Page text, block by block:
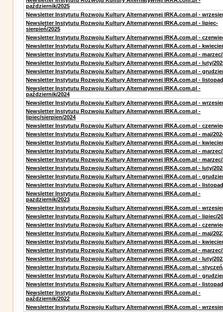
październik/2025
Newsletter Instytutu Rozwoju Kultury Alternatywnej IRKA.com.pl -
Newsletter Instytutu Rozwoju Kultury Alternatywnej IRKA.com.pl - lipiec-
sierpień/2025
Newsletter Instytutu Rozwoju Kultury Alternatywnej IRKA.com.pl -
Newsletter Instytutu Rozwoju Kultury Alternatywnej IRKA.com.pl -
Newsletter Instytutu Rozwoju Kultury Alternatywnej IRKA.com.pl - marzec/
Newsletter Instytutu Rozwoju Kultury Alternatywnej IRKA.com.pl - luty/
Newsletter Instytutu Rozwoju Kultury Alternatywnej IRKA.com.pl -
Newsletter Instytutu Rozwoju Kultury Alternatywnej IRKA.com.pl -
Newsletter Instytutu Rozwoju Kultury Alternatywnej IRKA.com.pl -
październik/2024
Newsletter Instytutu Rozwoju Kultury Alternatywnej IRKA.com.pl -
Newsletter Instytutu Rozwoju Kultury Alternatywnej IRKA.com.pl -
lipiec/sierpien/2024
Newsletter Instytutu Rozwoju Kultury Alternatywnej IRKA.com.pl -
Newsletter Instytutu Rozwoju Kultury Alternatywnej IRKA.com.pl - maj/
Newsletter Instytutu Rozwoju Kultury Alternatywnej IRKA.com.pl -
Newsletter Instytutu Rozwoju Kultury Alternatywnej IRKA.com.pl - marzec/
Newsletter Instytutu Rozwoju Kultury Alternatywnej IRKA.com.pl - marzec/
Newsletter Instytutu Rozwoju Kultury Alternatywnej IRKA.com.pl - luty/
Newsletter Instytutu Rozwoju Kultury Alternatywnej IRKA.com.pl -
Newsletter Instytutu Rozwoju Kultury Alternatywnej IRKA.com.pl -
Newsletter Instytutu Rozwoju Kultury Alternatywnej IRKA.com.pl -
pazdziernik/2023
Newsletter Instytutu Rozwoju Kultury Alternatywnej IRKA.com.pl -
Newsletter Instytutu Rozwoju Kultury Alternatywnej IRKA.com.pl - lipiec/
Newsletter Instytutu Rozwoju Kultury Alternatywnej IRKA.com.pl -
Newsletter Instytutu Rozwoju Kultury Alternatywnej IRKA.com.pl - maj/
Newsletter Instytutu Rozwoju Kultury Alternatywnej IRKA.com.pl -
Newsletter Instytutu Rozwoju Kultury Alternatywnej IRKA.com.pl - marzec/
Newsletter Instytutu Rozwoju Kultury Alternatywnej IRKA.com.pl - luty/
Newsletter Instytutu Rozwoju Kultury Alternatywnej IRKA.com.pl -
Newsletter Instytutu Rozwoju Kultury Alternatywnej IRKA.com.pl -
Newsletter Instytutu Rozwoju Kultury Alternatywnej IRKA.com.pl -
Newsletter Instytutu Rozwoju Kultury Alternatywnej IRKA.com.pl -
październik/2022
Newsletter Instytutu Rozwoju Kultury Alternatywnej IRKA.com.pl -